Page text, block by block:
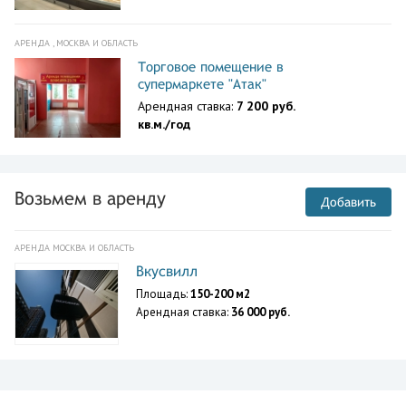
АРЕНДА , МОСКВА И ОБЛАСТЬ
Торговое помещение в
супермаркете "Атак"
Арендная ставка: 7 200 руб.
кв.м./год
Возьмем в аренду Добавить
АРЕНДА МОСКВА И ОБЛАСТЬ
Вкусвилл
Площадь:150-200 м2
Арендная ставка: 36 000 руб.